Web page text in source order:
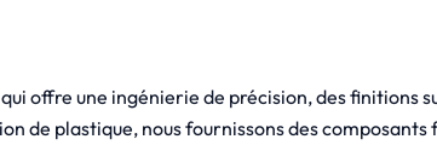
offre une ingénierie de précision, des finitions
de plastique, nous fournissons des composants